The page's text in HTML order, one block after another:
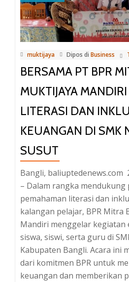
Rp
50
BPR
Bali
muktijaya Dipos di Business
BERSAMA PT BPR
MUKTIJAYA
LITERASI DAN
KEUANGAN DI SMK
SUSUT
Bangli, baliuptedenews.com
– Dalam rangka
pemahaman literasi dan
kalangan pelajar, BPR Mitra
Mandiri menggelar kegiatan
siswa, siswi, serta guru di
Kabupaten Bangli. Acara ini
dari komitmen BPR untuk
keuangan dan memberikan